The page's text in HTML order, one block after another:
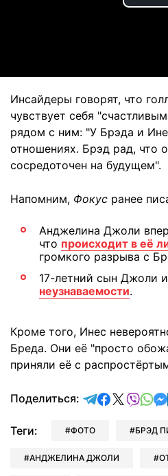
Инсайдеры говорят, что
чувствует себя
рядом с ним: "У Брэда и
отношениях. Брэд рад, что
сосредоточен на будущем".
Напомним, Фокус ранее
Анджелина Джоли
что происходит в её
громкого разрыва с
17-летний сын Джоли
неузнаваемости.
Кроме того, Инес
Бреда. Они её "просто
приняли её с
Поделиться: отправить в
Теги: ФОТО БРЭД
АНДЖЕЛИНА ДЖОЛИ